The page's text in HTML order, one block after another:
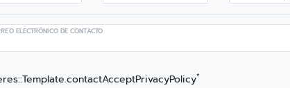
ELECTRÓNICO DE CONTACTO
*